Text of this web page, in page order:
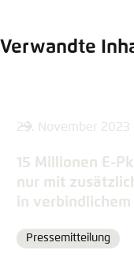
Verwandte
29. November 2023
15 Millionen E-
nur mit
in
Format
Pressemitteilung